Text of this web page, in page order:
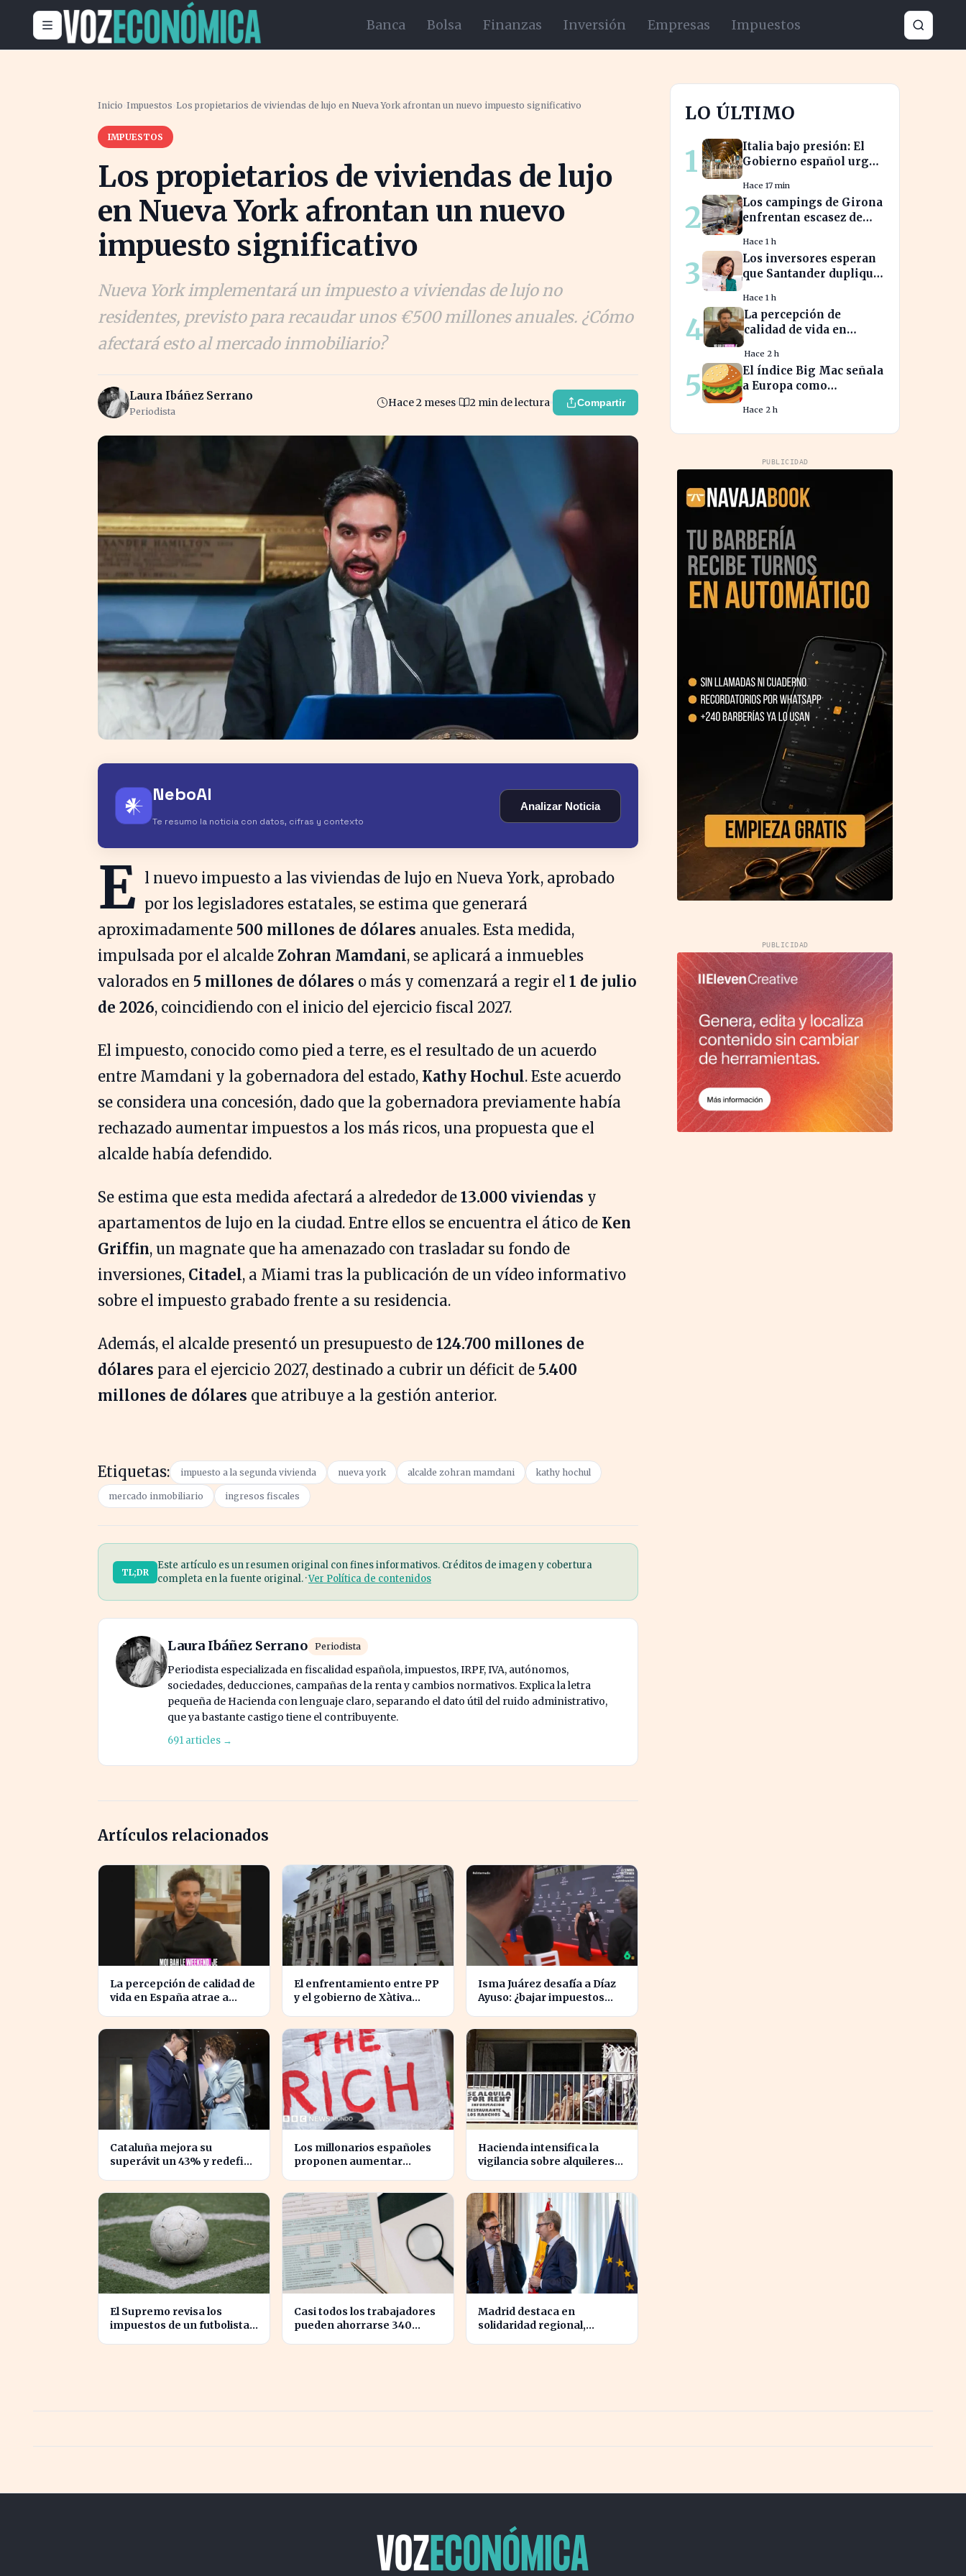
Banca Bolsa Finanzas Inversión Empresas Impuestos
Inicio ›Impuestos ›Los propietarios de viviendas de lujo en Nueva York afrontan un nuevo impuesto significativo
IMPUESTOS
Los propietarios de viviendas de lujo
en Nueva York afrontan un nuevo
impuesto significativo
Nueva York implementará un impuesto a viviendas de lujo no
residentes, previsto para recaudar unos €500 millones anuales. ¿Cómo
afectará esto al mercado inmobiliario?
Laura Ibáñez Serrano
Periodista
Hace 2 meses 2 min de lectura Compartir
𒀭 NeboAI
Te resumo la noticia con datos, cifras y contexto
Analizar Noticia
E l nuevo impuesto a las viviendas de lujo en Nueva York, aprobado
por los legisladores estatales, se estima que generará
aproximadamente 500 millones de dólares anuales. Esta medida,
impulsada por el alcalde Zohran Mamdani, se aplicará a inmuebles
valorados en 5 millones de dólares o más y comenzará a regir el 1 de julio
de 2026, coincidiendo con el inicio del ejercicio fiscal 2027.
El impuesto, conocido como pied a terre, es el resultado de un acuerdo
entre Mamdani y la gobernadora del estado, Kathy Hochul. Este acuerdo
se considera una concesión, dado que la gobernadora previamente había
rechazado aumentar impuestos a los más ricos, una propuesta que el
alcalde había defendido.
Se estima que esta medida afectará a alrededor de 13.000 viviendas y
apartamentos de lujo en la ciudad. Entre ellos se encuentra el ático de Ken
Griffin, un magnate que ha amenazado con trasladar su fondo de
inversiones, Citadel, a Miami tras la publicación de un vídeo informativo
sobre el impuesto grabado frente a su residencia.
Además, el alcalde presentó un presupuesto de 124.700 millones de
dólares para el ejercicio 2027, destinado a cubrir un déficit de 5.400
millones de dólares que atribuye a la gestión anterior.
Etiquetas: impuesto a la segunda vivienda nueva york alcalde zohran mamdani kathy hochul
mercado inmobiliario ingresos fiscales
TL;DR
Este artículo es un resumen original con fines informativos. Créditos de imagen y cobertura
completa en la fuente original. ·Ver Política de contenidos
Laura Ibáñez Serrano Periodista
Periodista especializada en fiscalidad española, impuestos, IRPF, IVA, autónomos,
sociedades, deducciones, campañas de la renta y cambios normativos. Explica la letra
pequeña de Hacienda con lenguaje claro, separando el dato útil del ruido administrativo,
que ya bastante castigo tiene el contribuyente.
691 articles →
Artículos relacionados
La percepción de calidad de
vida en España atrae a
El enfrentamiento entre PP
y el gobierno de Xàtiva
Isma Juárez desafía a Díaz
Ayuso: ¿bajar impuestos
Cataluña mejora su
superávit un 43% y redefine
Los millonarios españoles
proponen aumentar
Hacienda intensifica la
vigilancia sobre alquileres
El Supremo revisa los
impuestos de un futbolista
Casi todos los trabajadores
pueden ahorrarse 340
Madrid destaca en
solidaridad regional,
LO ÚLTIMO
1
Italia bajo presión: El
Gobierno español urge a
Schengen
Hace 17 min
2
Los campings de Girona
enfrentan escasez de
Latinoamérica para
cubrirla
Hace 1 h
3
Los inversores esperan
que Santander duplique
años, según GVC Gaesco
Hace 1 h
4
La percepción de
calidad de vida en
franceses, a pesar de
impuestos más altos
Hace 2 h
5
El índice Big Mac señala
a Europa como
de la carne monetaria
Hace 2 h
PUBLICIDAD
PUBLICIDAD